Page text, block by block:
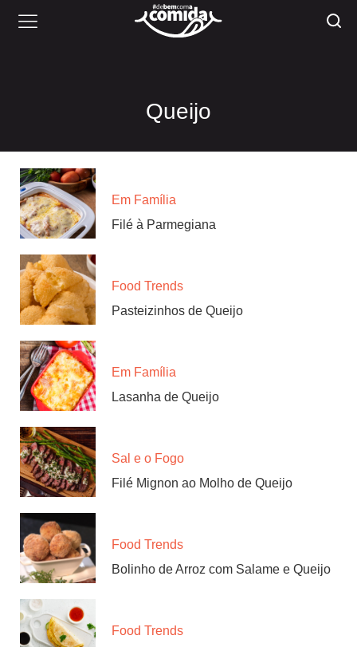
Queijo
Em Família
Filé à Parmegiana
Food Trends
Pasteizinhos de Queijo
Em Família
Lasanha de Queijo
Sal e o Fogo
Filé Mignon ao Molho de Queijo
Food Trends
Bolinho de Arroz com Salame e Queijo
Food Trends